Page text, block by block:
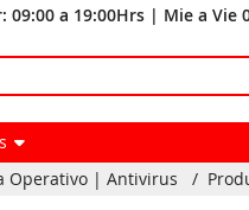
09:00 a 19:00Hrs | Mie a Vie
Operativo | Antivirus /